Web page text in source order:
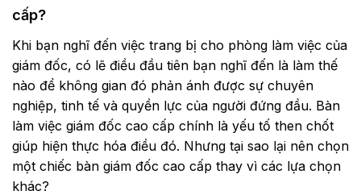
cấp?
Khi bạn nghĩ đến việc trang bị cho phòng làm việc của
giám đốc, có lẽ điều đầu tiên bạn nghĩ đến là làm thế
nào để không gian đó phản ánh được sự chuyên
nghiệp, tinh tế và quyền lực của người đứng đầu. Bàn
làm việc giám đốc cao cấp chính là yếu tố then chốt
giúp hiện thực hóa điều đó. Nhưng tại sao lại nên chọn
một chiếc bàn giám đốc cao cấp thay vì các lựa chọn
khác?